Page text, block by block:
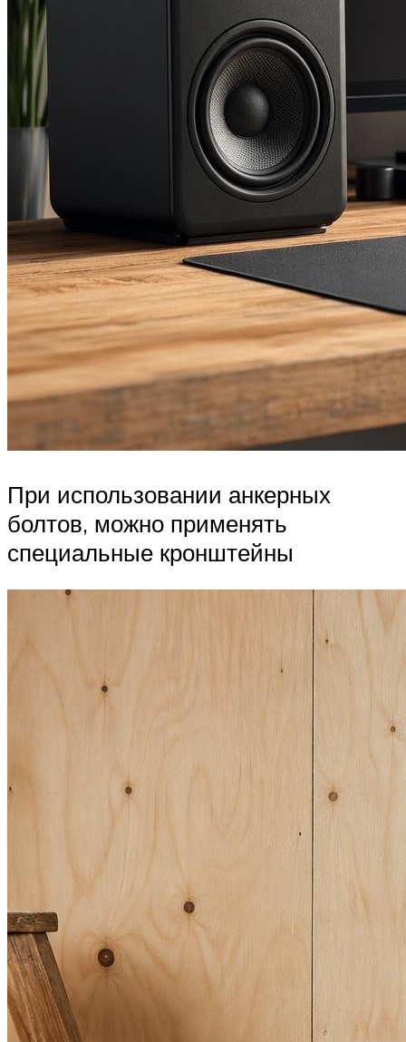
При использовании анкерных
болтов, можно применять
специальные кронштейны